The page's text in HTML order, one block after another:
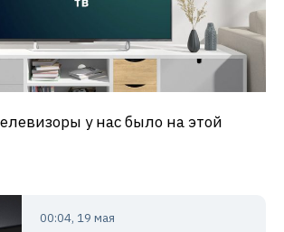
у нас было на этой
00:04, 19 мая